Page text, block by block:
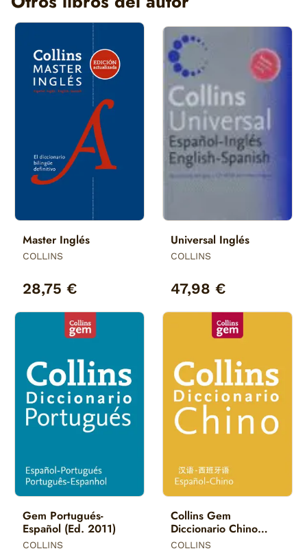
Master Inglés
COLLINS
28,75 €
Universal Inglés
COLLINS
47,98 €
Gem Portugués-
Español (Ed. 2011)
COLLINS
Collins Gem
Diccionario Chino
Español
COLLINS